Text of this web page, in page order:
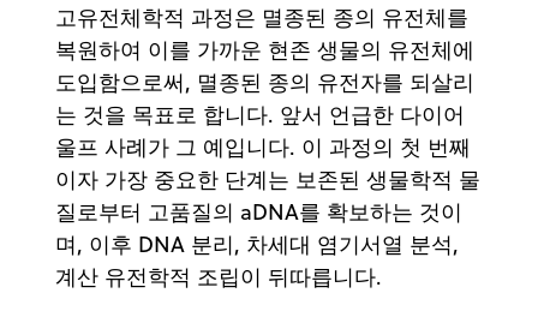
고유전체학적 과정은 멸종된 종의 유전체를
복원하여 이를 가까운 현존 생물의 유전체에
도입함으로써, 멸종된 종의 유전자를 되살리
는 것을 목표로 합니다. 앞서 언급한 다이어
울프 사례가 그 예입니다. 이 과정의 첫 번째
이자 가장 중요한 단계는 보존된 생물학적 물
질로부터 고품질의 aDNA를 확보하는 것이
며, 이후 DNA 분리, 차세대 염기서열 분석,
계산 유전학적 조립이 뒤따릅니다.